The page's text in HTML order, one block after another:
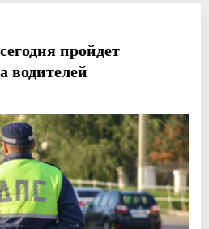
пройдет
водителей